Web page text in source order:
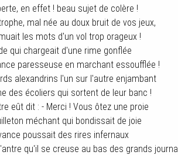
en effet ! beau sujet de colère !
mal née au doux bruit de vos jeux,
les mots d'un vol trop orageux !
qui chargeait d'une rime gonflée
paresseuse en marchant essoufflée !
alexandrins l'un sur l'autre enjambant
des écoliers qui sortent de leur banc !
eût dit : - Merci ! Vous ôtez une proie
méchant qui bondissait de joie
poussait des rires infernaux
qu'il se creuse au bas des grands